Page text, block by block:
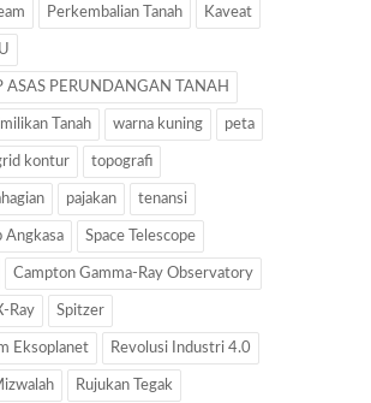
Perkembalian Tanah Kaveat
ASAS PERUNDANGAN TANAH
Tanah warna kuning peta
kontur topografi
pajakan tenansi
Angkasa Space Telescope
Campton Gamma-Ray Observatory
Ray Spitzer
Eksoplanet Revolusi Industri 4.0
Rujukan Tegak